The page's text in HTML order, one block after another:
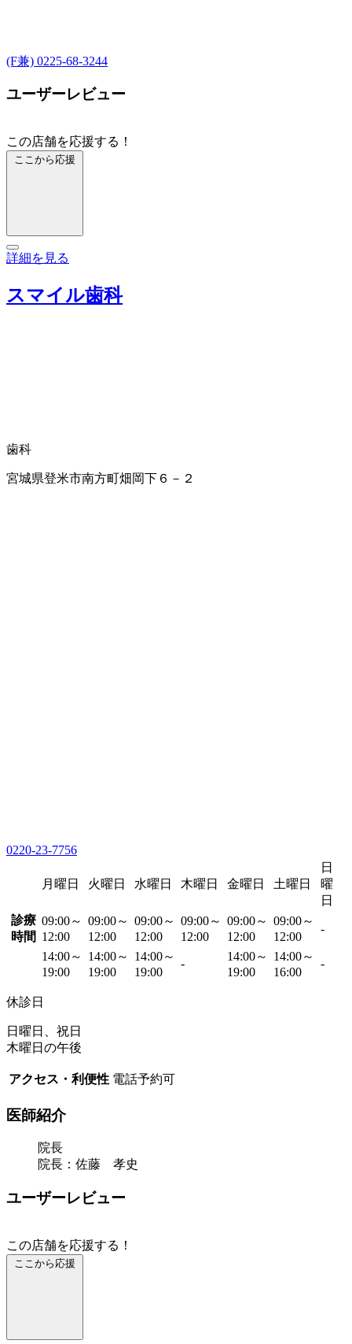
(F兼) 0225-68-3244
ユーザーレビュー
この店舗を応援する！
ここから応援
詳細を見る
スマイル歯科
歯科
宮城県登米市南方町畑岡下６－２
0220-23-7756
月曜日 火曜日 水曜日 木曜日 金曜日 土曜日
日
曜
日
診療
時間
09:00～
12:00
09:00～
12:00
09:00～
12:00
09:00～
12:00
09:00～
12:00
09:00～
12:00
-
14:00～
19:00
14:00～
19:00
14:00～
19:00
-
14:00～
19:00
14:00～
16:00
-
休診日
日曜日、祝日
木曜日の午後
アクセス・利便性 電話予約可
医師紹介
院長
院長：佐藤 孝史
ユーザーレビュー
この店舗を応援する！
ここから応援